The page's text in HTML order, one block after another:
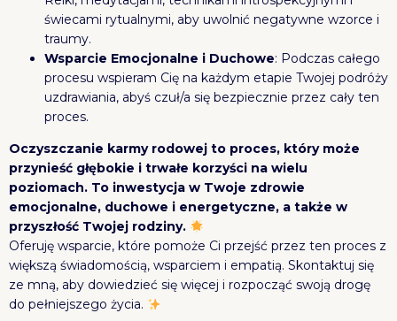
świecami rytualnymi, aby uwolnić negatywne wzorce i
traumy.
Wsparcie Emocjonalne i Duchowe: Podczas całego
procesu wspieram Cię na każdym etapie Twojej podróży
uzdrawiania, abyś czuł/a się bezpiecznie przez cały ten
proces.
Oczyszczanie karmy rodowej to proces, który może
przynieść głębokie i trwałe korzyści na wielu
poziomach. To inwestycja w Twoje zdrowie
emocjonalne, duchowe i energetyczne, a także w
przyszłość Twojej rodziny.
Oferuję wsparcie, które pomoże Ci przejść przez ten proces z
większą świadomością, wsparciem i empatią. Skontaktuj się
ze mną, aby dowiedzieć się więcej i rozpocząć swoją drogę
do pełniejszego życia.